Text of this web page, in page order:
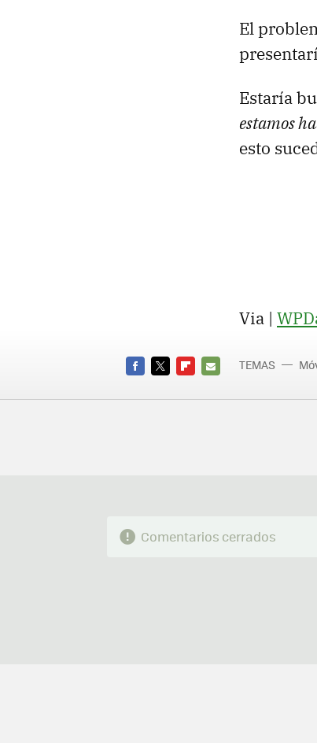
El
Estaría
estamos
esto
Via |
MAIL
TEMAS
Comentarios cerrados